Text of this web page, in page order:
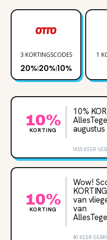
3 KORTINGSCODES
20%|20%|10%
1
10%
KORTING
10%
1655 KEER
10%
KORTING
Wow!
van
van
40 KEER